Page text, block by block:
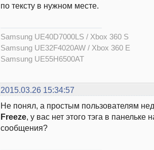
по тексту в нужном месте.
Samsung UE40D7000LS / Xbox 360 S
Samsung UE32F4020AW / Xbox 360 E
Samsung UE55H6500AT
2015.03.26 15:34:57
Не понял, а простым пользователям
Freeze, у вас нет этого тэга в панельке
сообщения?